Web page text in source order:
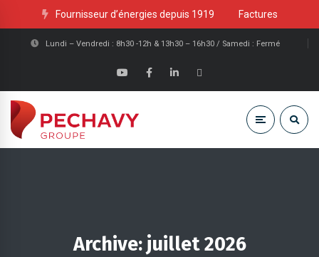
Fournisseur d’énergies depuis 1919 Factures
Lundi – Vendredi : 8h30 -12h & 13h30 – 16h30 / Samedi : Fermé
Archive: juillet 2026